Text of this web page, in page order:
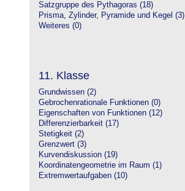
Satzgruppe des Pythagoras (18)
Prisma, Zylinder, Pyramide und Kegel (3)
Weiteres (0)
11. Klasse
Grundwissen (2)
Gebrochenrationale Funktionen (0)
Eigenschaften von Funktionen (12)
Differenzierbarkeit (17)
Stetigkeit (2)
Grenzwert (3)
Kurvendiskussion (19)
Koordinatengeometrie im Raum (1)
Extremwertaufgaben (10)